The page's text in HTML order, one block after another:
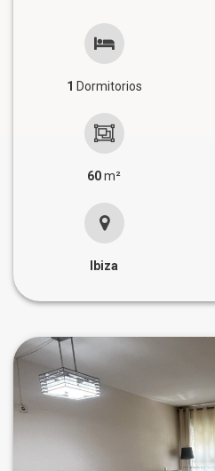
1 Dormitorios
60m²
Ibiza